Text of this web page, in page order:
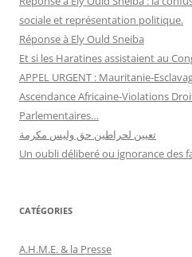
sociale et représentation politique.
Réponse à Ely Ould Sneiba
Et si les Haratines assistaient au
APPEL URGENT : Mauritanie-
Ascendance Africaine-Violations
Parlementaires…
تعيين لحراطين حق وليس مكرمة
Un oubli déliberé ou ignorance des
CATÉGORIES
A.H.M.E. & la Presse